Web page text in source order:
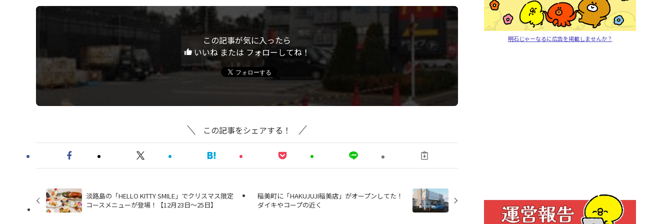
この記事が気に入ったら
いいね または フォローしてね！
この記事をシェアする！
淡路島の「HELLO KITTY SMILE」でクリスマス限定
コースメニューが登場！【12月23日～25日】
稲美町に「HAKUJUJI稲美店」がオープンしてた！
ダイキやコープの近く
明石じゃーなるに広告を掲載しませんか？